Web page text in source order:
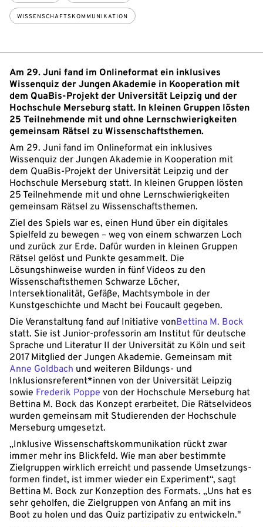
WISSENSCHAFTSKOMMUNIKATION
Am 29. Juni fand im Onlineformat ein inklusives
Wissenquiz der Jungen Akademie in Kooperation mit
dem QuaBis-Projekt der Universität Leipzig und der
Hochschule Merseburg statt. In kleinen Gruppen lösten
25 Teilnehmende mit und ohne Lernschwierigkeiten
gemeinsam Rätsel zu Wissenschaftsthemen.
Am 29. Juni fand im Onlineformat ein inklusives
Wissenquiz der Jungen Akademie in Kooperation mit
dem QuaBis-Projekt der Universität Leipzig und der
Hochschule Merseburg statt. In kleinen Gruppen lösten
25 Teilnehmende mit und ohne Lernschwierigkeiten
gemeinsam Rätsel zu Wissenschaftsthemen.
Ziel des Spiels war es, einen Hund über ein digitales
Spielfeld zu bewegen – weg von einem schwarzen Loch
und zurück zur Erde. Dafür wurden in kleinen Gruppen
Rätsel gelöst und Punkte gesammelt. Die
Lösungshinweise wurden in fünf Videos zu den
Wissenschaftsthemen Schwarze Löcher,
Intersektionalität, Gefäße, Machtsymbole in der
Kunstgeschichte und Macht bei Foucault gegeben.
Die Veranstaltung fand auf Initiative vonBettina M. Bock
statt. Sie ist Junior-professorin am Institut für deutsche
Sprache und Literatur II der Universität zu Köln und seit
2017 Mitglied der Jungen Akademie. Gemeinsam mit
Anne Goldbach und weiteren Bildungs- und
Inklusionsreferent*innen von der Universität Leipzig
sowie Frederik Poppe von der Hochschule Merseburg hat
Bettina M. Bock das Konzept erarbeitet. Die Rätselvideos
wurden gemeinsam mit Studierenden der Hochschule
Merseburg umgesetzt.
„Inklusive Wissenschaftskommunikation rückt zwar
immer mehr ins Blickfeld. Wie man aber bestimmte
Zielgruppen wirklich erreicht und passende Umsetzungs-
formen findet, ist immer wieder ein Experiment“, sagt
Bettina M. Bock zur Konzeption des Formats. „Uns hat es
sehr geholfen, die Zielgruppen von Anfang an mit ins
Boot zu holen und das Quiz partizipativ zu entwickeln."